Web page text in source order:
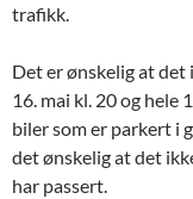
trafikk.
Det er ønskelig at det
16. mai kl. 20 og hele
biler som er parkert i
det ønskelig at det
har passert.